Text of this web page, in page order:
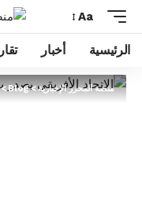
Aa
الرئيسية أخبار
منصة المحرر الإخبارية>
Blog
>